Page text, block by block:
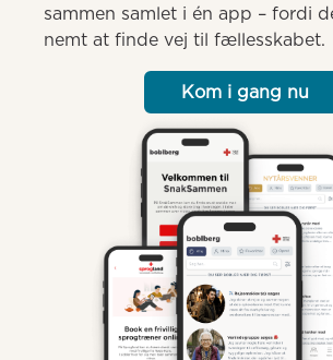
sammen samlet i én app – fordi
nemt at finde vej til fællesskabet.
Kom i gang nu